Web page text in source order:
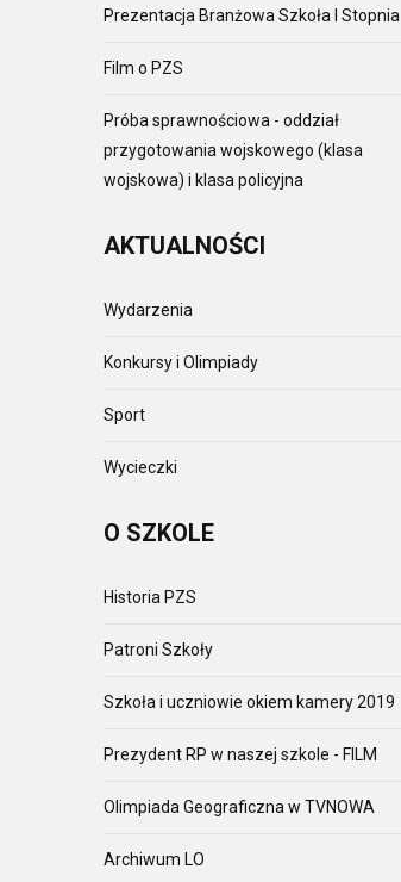
Prezentacja Branżowa Szkoła I Stopnia
Film o PZS
Próba sprawnościowa - oddział
przygotowania wojskowego (klasa
wojskowa) i klasa policyjna
AKTUALNOŚCI
Wydarzenia
Konkursy i Olimpiady
Sport
Wycieczki
O SZKOLE
Historia PZS
Patroni Szkoły
Szkoła i uczniowie okiem kamery 2019
Prezydent RP w naszej szkole - FILM
Olimpiada Geograficzna w TVNOWA
Archiwum LO